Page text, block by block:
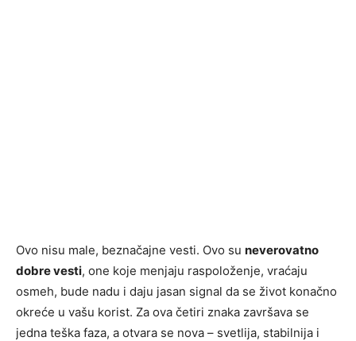
Ovo nisu male, beznačajne vesti. Ovo su neverovatno
dobre vesti, one koje menjaju raspoloženje, vraćaju
osmeh, bude nadu i daju jasan signal da se život konačno
okreće u vašu korist. Za ova četiri znaka završava se
jedna teška faza, a otvara se nova – svetlija, stabilnija i